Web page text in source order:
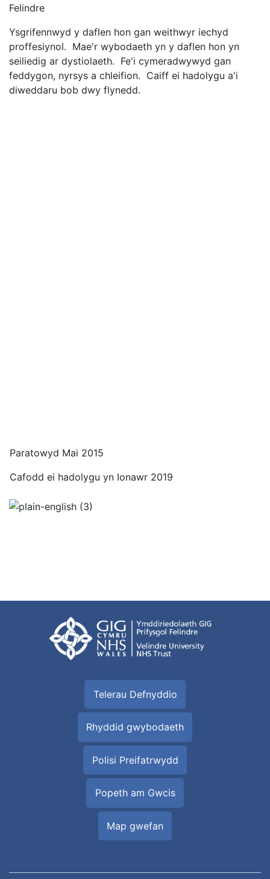
Felindre
Ysgrifennwyd y daflen hon gan weithwyr iechyd
proffesiynol. Mae'r wybodaeth yn y daflen hon yn
seiliedig ar dystiolaeth. Fe'i cymeradwywyd gan
feddygon, nyrsys a chleifion. Caiff ei hadolygu a'i
diweddaru bob dwy flynedd.
Paratowyd Mai 2015
Cafodd ei hadolygu yn Ionawr 2019
Telerau Defnyddio
Rhyddid gwybodaeth
Polisi Preifatrwydd
Popeth am Gwcis
Map gwefan